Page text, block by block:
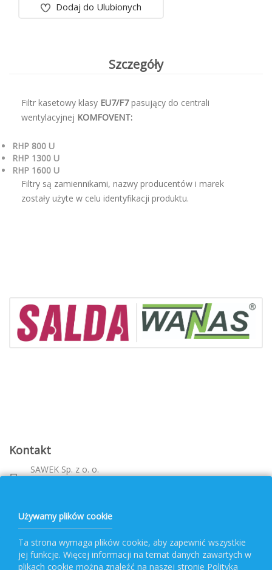
Dodaj do Ulubionych
Szczegóły
Filtr kasetowy klasy EU7/F7pasujący do centrali
wentylacyjnej KOMFOVENT:
RHP 800 U
RHP 1300 U
RHP 1600 U
Filtry są zamiennikami, nazwy producentów i marek
zostały użyte w celu identyfikacji produktu.
Kontakt
SAWEK Sp. z o. o.
Metalowca 26, 39-460 Nowa Dęba
+ 48 796 477 417
Obsługa PVF
Używamy plików cookie
Ta strona wymaga plików cookie, aby zapewnić wszystkie
jej funkcje. Więcej informacji na temat danych zawartych w
plikach cookie można znaleźć na naszej stronie Polityka